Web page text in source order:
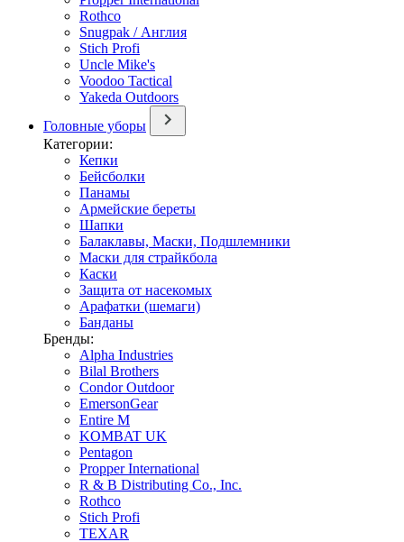
Rothco
Snugpak / Англия
Stich Profi
Uncle Mike's
Voodoo Tactical
Yakeda Outdoors
Головные уборы
Категории:
Кепки
Бейсболки
Панамы
Армейские береты
Шапки
Балаклавы, Маски, Подшлемники
Маски для страйкбола
Каски
Защита от насекомых
Арафатки (шемаги)
Банданы
Бренды:
Alpha Industries
Bilal Brothers
Condor Outdoor
EmersonGear
Entire M
KOMBAT UK
Pentagon
Propper International
R & B Distributing Co., Inc.
Rothco
Stich Profi
TEXAR